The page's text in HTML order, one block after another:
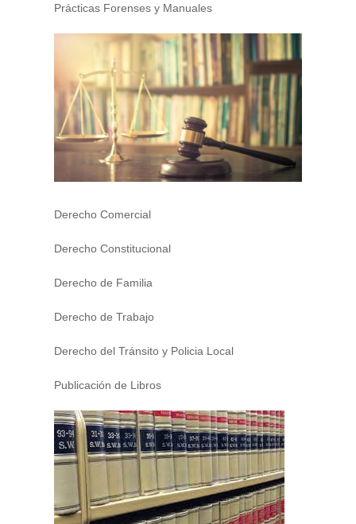
Prácticas Forenses y Manuales
Derecho Comercial
Derecho Constitucional
Derecho de Familia
Derecho de Trabajo
Derecho del Tránsito y Policia Local
Publicación de Libros